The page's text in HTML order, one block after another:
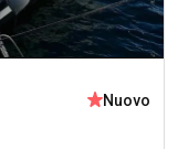
Nuovo